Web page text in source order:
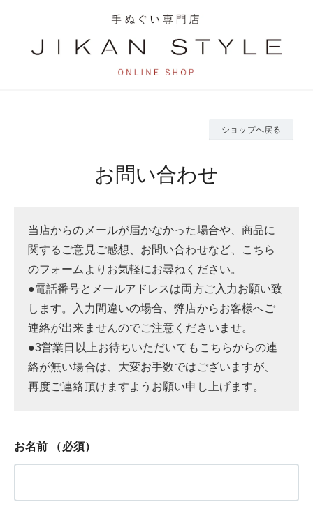
ショップへ戻る
お問い合わせ
当店からのメールが届かなかった場合や、商品に
関するご意見ご感想、お問い合わせなど、こちら
のフォームよりお気軽にお尋ねください。
●電話番号とメールアドレスは両方ご入力お願い致
します。入力間違いの場合、弊店からお客様へご
連絡が出来ませんのでご注意くださいませ。
●3営業日以上お待ちいただいてもこちらからの連
絡が無い場合は、大変お手数ではございますが、
再度ご連絡頂けますようお願い申し上げます。
お名前 （必須）